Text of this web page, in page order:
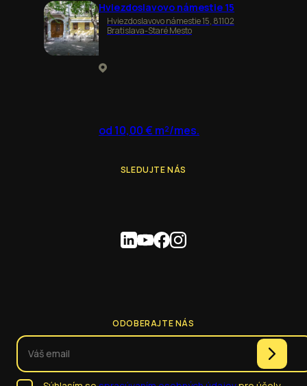
Hviezdoslavovo námestie 15
Hviezdoslavovo námestie 15, 81102
Bratislava-Staré Mesto
od 10,00 € m²/mes.
SLEDUJTE NÁS
ODOBERAJTE NÁS